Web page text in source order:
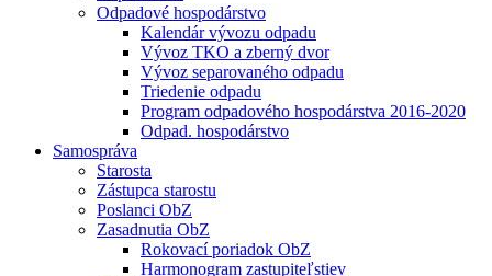
Odpadové hospodárstvo
Kalendár vývozu odpadu
Vývoz TKO a zberný dvor
Vývoz separovaného odpadu
Triedenie odpadu
Program odpadového hospodárstva 2016-2020
Odpad. hospodárstvo
Samospráva
Starosta
Zástupca starostu
Poslanci ObZ
Zasadnutia ObZ
Rokovací poriadok ObZ
Harmonogram zastupiteľstiev